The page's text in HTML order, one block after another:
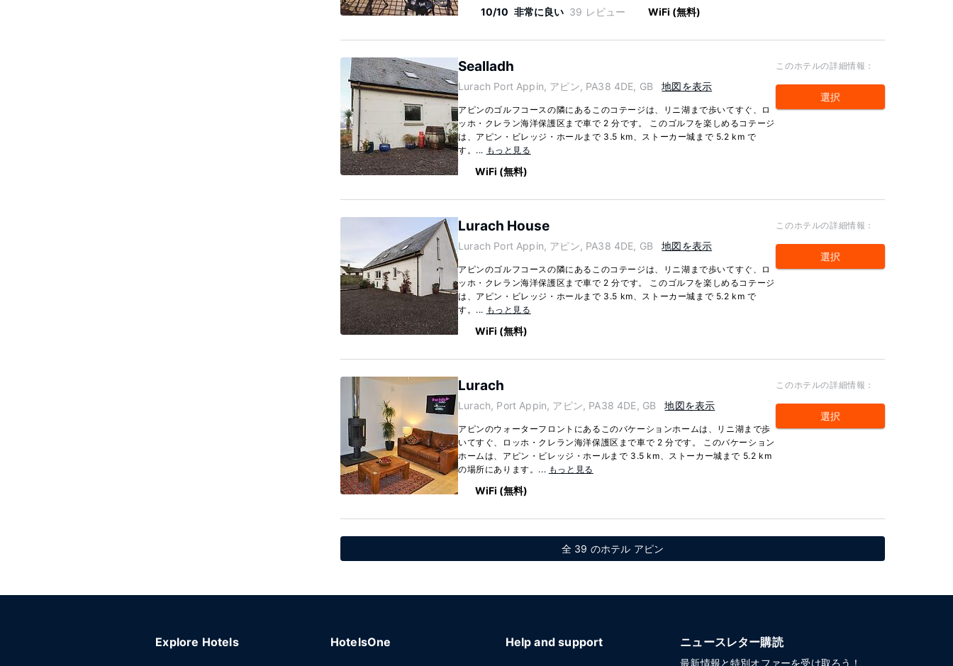
10/10 非常に良い 39 レビュー WiFi (無料)
Sealladh
Lurach Port Appin, アピン, PA38 4DE, GB 地図を表示
アピンのゴルフコースの隣にあるこのコテージは、リニ湖まで歩いてすぐ、ロ
ッホ・クレラン海洋保護区まで車で 2 分です。 このゴルフを楽しめるコテージ
は、アピン・ビレッジ・ホールまで 3.5 km、ストーカー城まで 5.2 km で
す。... もっと見る
WiFi (無料)
このホテルの詳細情報：
選択
Lurach House
Lurach Port Appin, アピン, PA38 4DE, GB 地図を表示
アピンのゴルフコースの隣にあるこのコテージは、リニ湖まで歩いてすぐ、ロ
ッホ・クレラン海洋保護区まで車で 2 分です。 このゴルフを楽しめるコテージ
は、アピン・ビレッジ・ホールまで 3.5 km、ストーカー城まで 5.2 km で
す。... もっと見る
WiFi (無料)
このホテルの詳細情報：
選択
Lurach
Lurach, Port Appin, アピン, PA38 4DE, GB 地図を表示
アピンのウォーターフロントにあるこのバケーションホームは、リニ湖まで歩
いてすぐ、ロッホ・クレラン海洋保護区まで車で 2 分です。 このバケーション
ホームは、アピン・ビレッジ・ホールまで 3.5 km、ストーカー城まで 5.2 km
の場所にあります。... もっと見る
WiFi (無料)
このホテルの詳細情報：
選択
全 39 のホテル アピン
Explore Hotels HotelsOne Help and support ニュースレター購読
最新情報と特別オファーを受け取ろう！